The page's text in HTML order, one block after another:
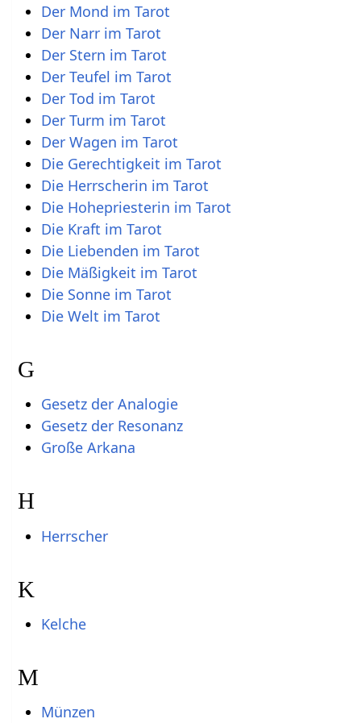
Der Mond im Tarot
Der Narr im Tarot
Der Stern im Tarot
Der Teufel im Tarot
Der Tod im Tarot
Der Turm im Tarot
Der Wagen im Tarot
Die Gerechtigkeit im Tarot
Die Herrscherin im Tarot
Die Hohepriesterin im Tarot
Die Kraft im Tarot
Die Liebenden im Tarot
Die Mäßigkeit im Tarot
Die Sonne im Tarot
Die Welt im Tarot
G
Gesetz der Analogie
Gesetz der Resonanz
Große Arkana
H
Herrscher
K
Kelche
M
Münzen